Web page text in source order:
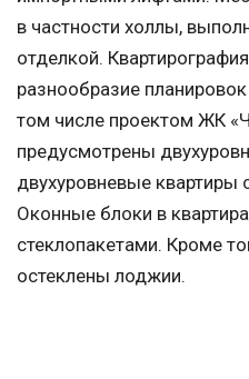
в частности холлы,
отделкой.
разнообразие
том числе проектом ЖК
предусмотрены
двухуровневые квартиры
Оконные блоки в
стеклопакетами. Кроме
остеклены лоджии.